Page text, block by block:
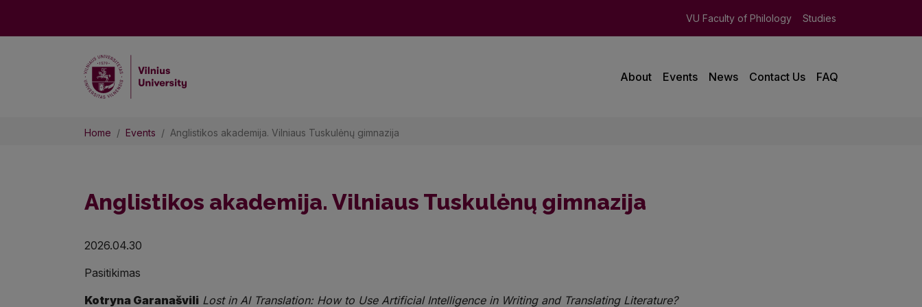
VU Faculty of Philology Studies
About Events News Contact Us FAQ
Home Events Anglistikos akademija. Vilniaus Tuskulėnų gimnazija
Anglistikos akademija. Vilniaus Tuskulėnų gimnazija
2026.04.30
Pasitikimas
Kotryna Garanašvili Lost in AI Translation: How to Use Artificial Intelligence in Writing and Translating Literature?